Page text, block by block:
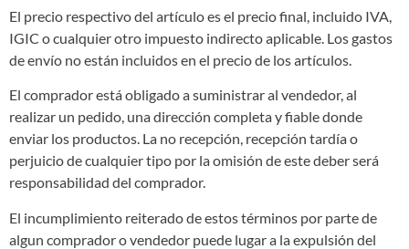
El precio respectivo del artículo es el precio final, incluido IVA,
IGIC o cualquier otro impuesto indirecto aplicable. Los gastos
de envío no están incluidos en el precio de los artículos.
El comprador está obligado a suministrar al vendedor, al
realizar un pedido, una dirección completa y fiable donde
enviar los productos. La no recepción, recepción tardía o
perjuicio de cualquier tipo por la omisión de este deber será
responsabilidad del comprador.
El incumplimiento reiterado de estos términos por parte de
algun comprador o vendedor puede lugar a la expulsión del